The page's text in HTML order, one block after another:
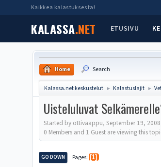
Kaikkea kalastuksesta!
KALASSA.NET ETUSIVU
Home Search
Kalassa.net keskustelut ► Kalastuslajit ►
Uisteluluvat
Started by ottivaappu, September 19,
0 Members and 1 Guest are viewing this
GO DOWN Pages 1